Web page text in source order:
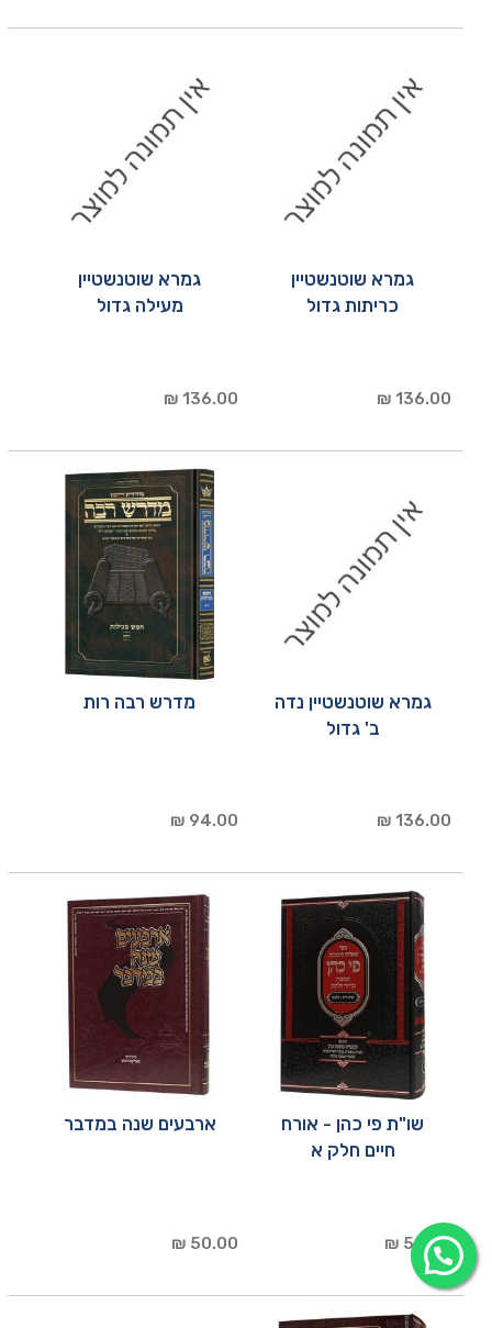
גמרא שוטנשטיין
כריתות גדול
136.00 ₪
גמרא שוטנשטיין
מעילה גדול
136.00 ₪
גמרא שוטנשטיין נדה
ב' גדול
136.00 ₪
מדרש רבה רות
94.00 ₪
שו"ת פי כהן - אורח
חיים חלק א
50.00 ₪
ארבעים שנה במדבר
50.00 ₪